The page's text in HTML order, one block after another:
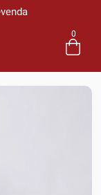
juros
0